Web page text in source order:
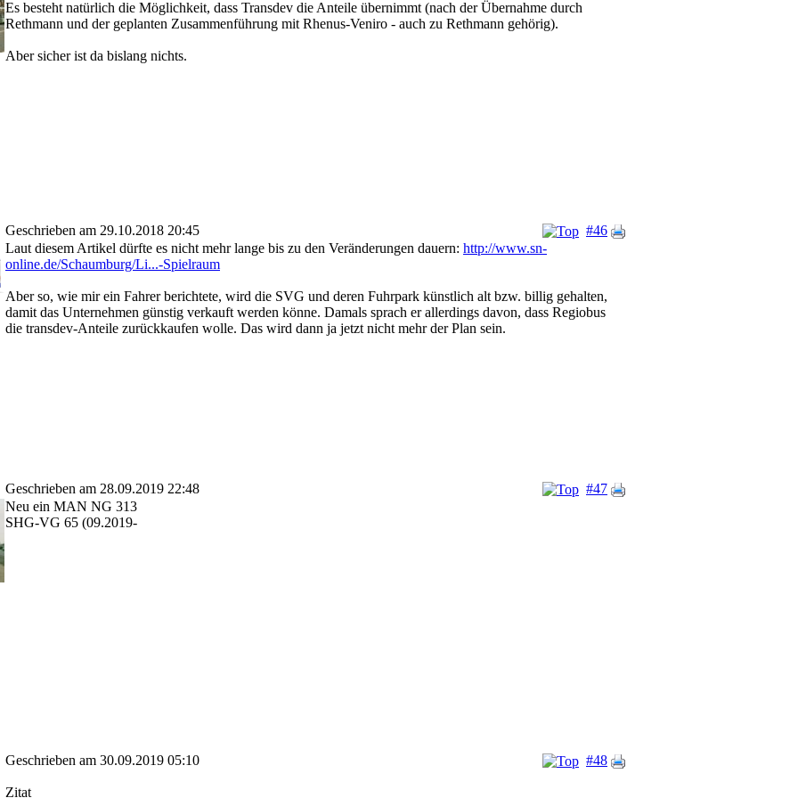
Es besteht natürlich die Möglichkeit, dass Transdev die Anteile übernimmt (nach der Übernahme durch
Rethmann und der geplanten Zusammenführung mit Rhenus-Veniro - auch zu Rethmann gehörig).
Aber sicher ist da bislang nichts.
#46
Geschrieben am 29.10.2018 20:45
Laut diesem Artikel dürfte es nicht mehr lange bis zu den Veränderungen dauern: http://www.sn-
online.de/Schaumburg/Li...-Spielraum
Aber so, wie mir ein Fahrer berichtete, wird die SVG und deren Fuhrpark künstlich alt bzw. billig gehalten,
damit das Unternehmen günstig verkauft werden könne. Damals sprach er allerdings davon, dass Regiobus
die transdev-Anteile zurückkaufen wolle. Das wird dann ja jetzt nicht mehr der Plan sein.
#47
Geschrieben am 28.09.2019 22:48
Neu ein MAN NG 313
SHG-VG 65 (09.2019-
#48
Geschrieben am 30.09.2019 05:10
Zitat